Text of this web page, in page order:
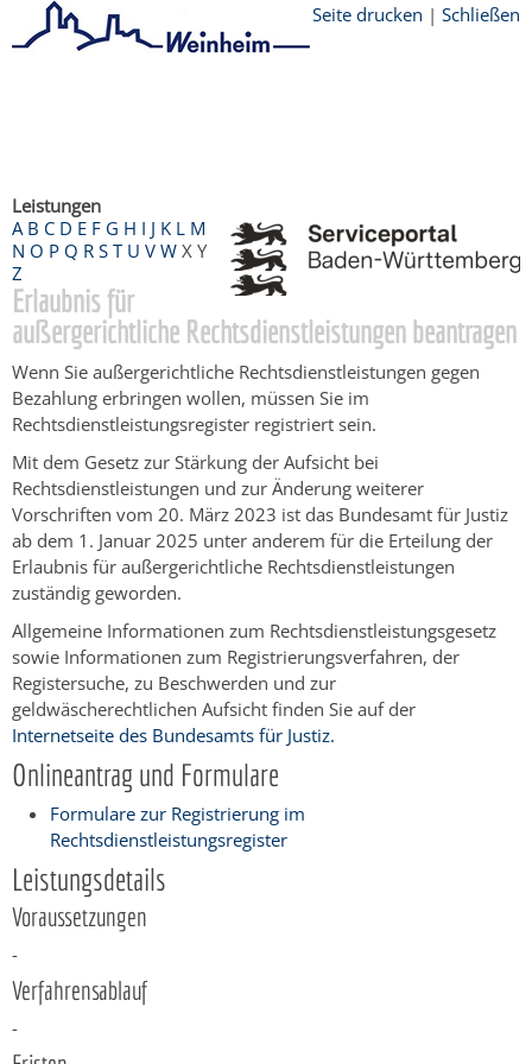
Seite drucken | Schließen
Leistungen
A B C D E F G H I J K L M
N O P Q R S T U V W X Y
Z
Erlaubnis für
außergerichtliche Rechtsdienstleistungen beantragen
Wenn Sie außergerichtliche Rechtsdienstleistungen gegen
Bezahlung erbringen wollen, müssen Sie im
Rechtsdienstleistungsregister registriert sein.
Mit dem Gesetz zur Stärkung der Aufsicht bei
Rechtsdienstleistungen und zur Änderung weiterer
Vorschriften vom 20. März 2023 ist das Bundesamt für Justiz
ab dem 1. Januar 2025 unter anderem für die Erteilung der
Erlaubnis für außergerichtliche Rechtsdienstleistungen
zuständig geworden.
Allgemeine Informationen zum Rechtsdienstleistungsgesetz
sowie Informationen zum Registrierungsverfahren, der
Registersuche, zu Beschwerden und zur
geldwäscherechtlichen Aufsicht finden Sie auf der
Internetseite des Bundesamts für Justiz.
Onlineantrag und Formulare
Formulare zur Registrierung im
Rechtsdienstleistungsregister
Leistungsdetails
Voraussetzungen
-
Verfahrensablauf
-